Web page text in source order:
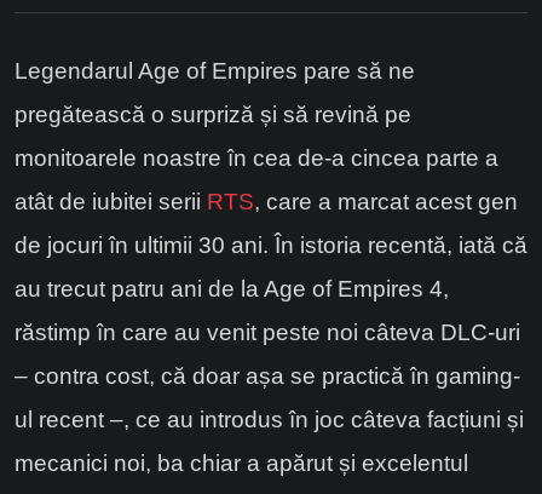
Legendarul Age of Empires pare să ne
pregătească o surpriză și să revină pe
monitoarele noastre în cea de-a cincea parte a
atât de iubitei serii RTS, care a marcat acest gen
de jocuri în ultimii 30 ani. În istoria recentă, iată că
au trecut patru ani de la Age of Empires 4,
răstimp în care au venit peste noi câteva DLC-uri
– contra cost, că doar așa se practică în gaming-
ul recent –, ce au introdus în joc câteva facțiuni și
mecanici noi, ba chiar a apărut și excelentul